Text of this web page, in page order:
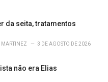
da seita, tratamentos
MARTINEZ 3 DE AGOSTO DE 2026
não era Elias